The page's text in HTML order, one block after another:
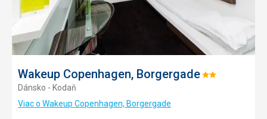
Wakeup Copenhagen, BorgergadeHodnotenie:
Dánsko - Kodaň
Viac o Wakeup Copenhagen, Borgergade